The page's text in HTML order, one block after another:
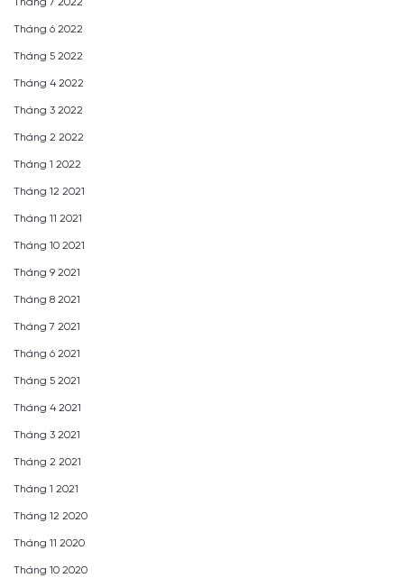
Tháng 7 2022
Tháng 6 2022
Tháng 5 2022
Tháng 4 2022
Tháng 3 2022
Tháng 2 2022
Tháng 1 2022
Tháng 12 2021
Tháng 11 2021
Tháng 10 2021
Tháng 9 2021
Tháng 8 2021
Tháng 7 2021
Tháng 6 2021
Tháng 5 2021
Tháng 4 2021
Tháng 3 2021
Tháng 2 2021
Tháng 1 2021
Tháng 12 2020
Tháng 11 2020
Tháng 10 2020